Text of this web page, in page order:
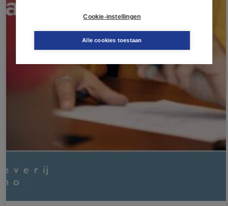
Cookie-instellingen
Alle cookies toestaan